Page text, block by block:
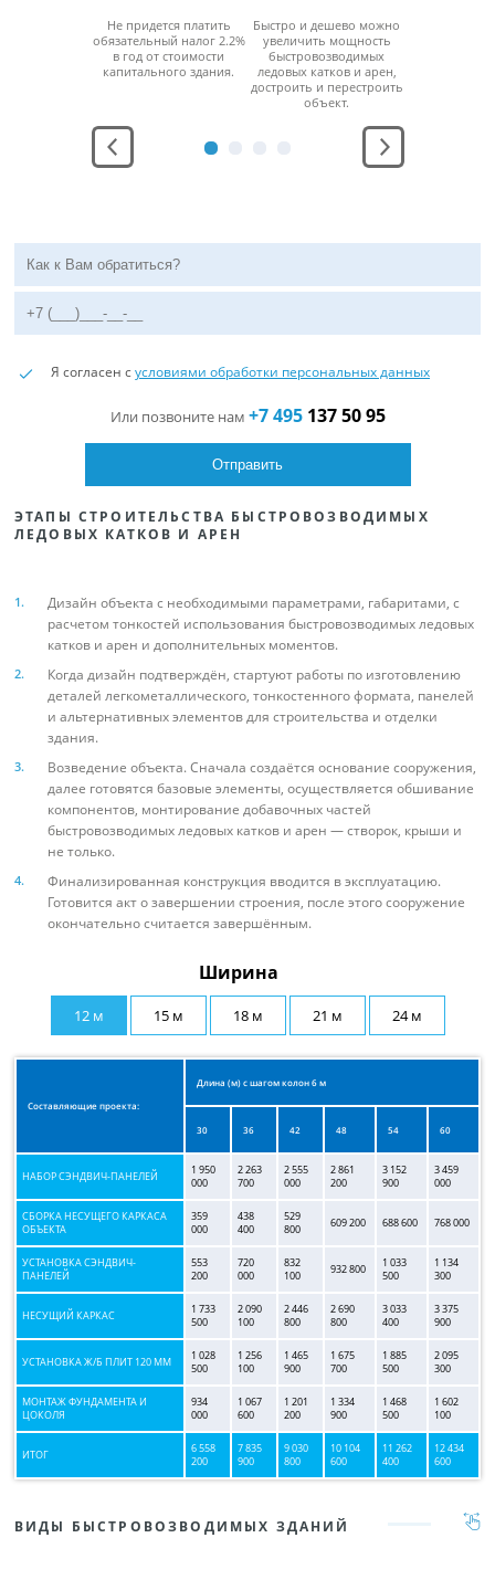
Не придется платить
обязательный налог 2.2%
в год от стоимости
капитального здания.
Быстро и дешево можно
увеличить мощность
быстровозводимых
ледовых катков и арен,
достроить и перестроить
объект.
Я согласен сусловиями обработки персональных данных
Или позвоните нам +7 495137 50 95
ЭТАПЫ СТРОИТЕЛЬСТВА БЫСТРОВОЗВОДИМЫХ
ЛЕДОВЫХ КАТКОВ И АРЕН
Дизайн объекта с необходимыми параметрами, габаритами, с
расчетом тонкостей использования быстровозводимых ледовых
катков и арен и дополнительных моментов.
Когда дизайн подтверждён, стартуют работы по изготовлению
деталей легкометаллического, тонкостенного формата, панелей
и альтернативных элементов для строительства и отделки
здания.
Возведение объекта. Сначала создаётся основание сооружения,
далее готовятся базовые элементы, осуществляется обшивание
компонентов, монтирование добавочных частей
быстровозводимых ледовых катков и арен — створок, крыши и
не только.
Финализированная конструкция вводится в эксплуатацию.
Готовится акт о завершении строения, после этого сооружение
окончательно считается завершённым.
Ширина
12 м 15 м 18 м 21 м 24 м
Составляющие проекта:
Длина (м) с шагом колон 6 м
30 36 42 48 54 60
НАБОР СЭНДВИЧ-ПАНЕЛЕЙ
1 950
000
2 263
700
2 555
000
2 861
200
3 152
900
3 459
000
СБОРКА НЕСУЩЕГО КАРКАСА
ОБЪЕКТА
359
000
438
400
529
800
609 200 688 600 768 000
УСТАНОВКА СЭНДВИЧ-
ПАНЕЛЕЙ
553
200
720
000
832
100
932 800
1 033
500
1 134
300
НЕСУЩИЙ КАРКАС
1 733
500
2 090
100
2 446
800
2 690
800
3 033
400
3 375
900
УСТАНОВКА Ж/Б ПЛИТ 120 ММ
1 028
500
1 256
100
1 465
900
1 675
700
1 885
500
2 095
300
МОНТАЖ ФУНДАМЕНТА И
ЦОКОЛЯ
934
000
1 067
600
1 201
200
1 334
900
1 468
500
1 602
100
ИТОГ
6 558
200
7 835
900
9 030
800
10 104
600
11 262
400
12 434
600
ВИДЫ БЫСТРОВОЗВОДИМЫХ ЗДАНИЙ